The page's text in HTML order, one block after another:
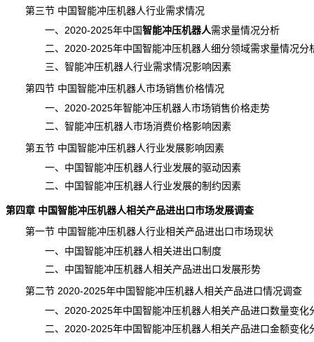
第三节 中国智能冲压机器人行业需求情况
一、2020-2025年中国智能冲压机器人需求量情况分析
二、2020-2025年中国智能冲压机器人细分领域需求量情况分
三、智能冲压机器人行业需求情况影响因素
第四节 中国智能冲压机器人市场销售价格情况
一、2020-2025年智能冲压机器人市场销售价格走势
二、智能冲压机器人市场消费价格影响因素
第五节 中国智能冲压机器人行业发展影响因素
一、中国智能冲压机器人行业发展的驱动因素
二、中国智能冲压机器人行业发展的制约因素
第四章 中国智能冲压机器人相关产品进出口市场发展调查
第一节 中国智能冲压机器人行业相关产品进出口市场现状
一、中国智能冲压机器人相关进出口制度
二、中国智能冲压机器人相关产品进出口发展形势
第二节 2020-2025年中国智能冲压机器人相关产品进口情况调查
一、2020-2025年中国智能冲压机器人相关产品进口数量变化
二、2020-2025年中国智能冲压机器人相关产品进口金额变化